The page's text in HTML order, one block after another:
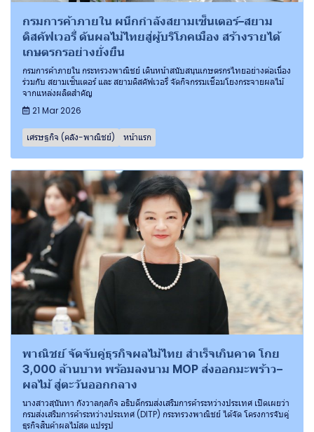
กรมการค้าภายใน ผนึกกำลังสยามเซ็นเตอร์–สยาม
ดิสคัฟเวอรี่ ดันผลไม้ไทยสู่ผู้บริโภคเมือง สร้างรายได้
เกษตรกรอย่างยั่งยืน
กรมการค้าภายใน กระทรวงพาณิชย์ เดินหน้าสนับสนุนเกษตรกรไทยอย่างต่อเนื่อง
ร่วมกับ สยามเซ็นเตอร์ และ สยามดิสคัฟเวอรี่ จัดกิจกรรมเชื่อมโยงกระจายผลไม้
จากแหล่งผลิตสำคัญ
21 Mar 2026
เศรษฐกิจ (คลัง-พาณิชย์) หน้าแรก
พาณิชย์ จัดจับคู่ธุรกิจผลไม้ไทย สำเร็จเกินคาด โกย
3,000 ล้านบาท พร้อมลงนาม MOP ส่งออกมะพร้าว–
ผลไม้ สู่ตะวันออกกลาง
นางสาวสุนันทา กังวาลกุลกิจ อธิบดีกรมส่งเสริมการค้าระหว่างประเทศ เปิดเผยว่า
กรมส่งเสริมการค้าระหว่างประเทศ (DITP) กระทรวงพาณิชย์ ได้จัด โครงการจับคู่
ธุรกิจสินค้าผลไม้สด แปรรูป